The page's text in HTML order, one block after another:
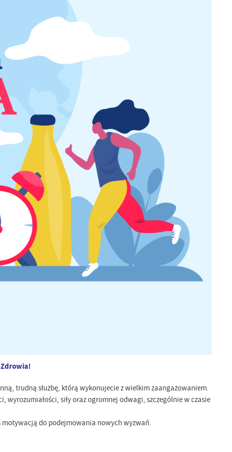
trudną służbę, którą wykonujecie z wielkim zaangażowaniem.
siły oraz ogromnej odwagi, szczególnie w czasie
motywacją do podejmowania nowych wyzwań.